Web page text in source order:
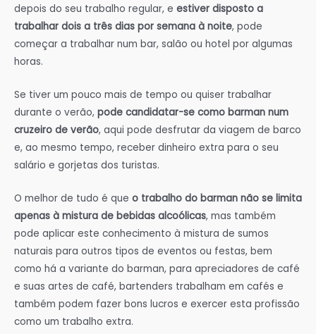
depois do seu trabalho regular, e estiver disposto a
trabalhar dois a três dias por semana à noite, pode
começar a trabalhar num bar, salão ou hotel por algumas
horas.
Se tiver um pouco mais de tempo ou quiser trabalhar
durante o verão, pode candidatar-se como barman num
cruzeiro de verão, aqui pode desfrutar da viagem de barco
e, ao mesmo tempo, receber dinheiro extra para o seu
salário e gorjetas dos turistas.
O melhor de tudo é que o trabalho do barman não se limita
apenas à mistura de bebidas alcoólicas, mas também
pode aplicar este conhecimento à mistura de sumos
naturais para outros tipos de eventos ou festas, bem
como há a variante do barman, para apreciadores de café
e suas artes de café, bartenders trabalham em cafés e
também podem fazer bons lucros e exercer esta profissão
como um trabalho extra.